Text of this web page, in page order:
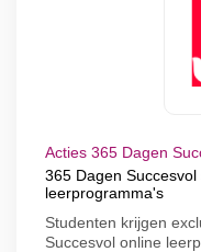
Acties 365 Dagen
365 Dagen
leerprogramma's
Studenten krijgen
Succesvol online